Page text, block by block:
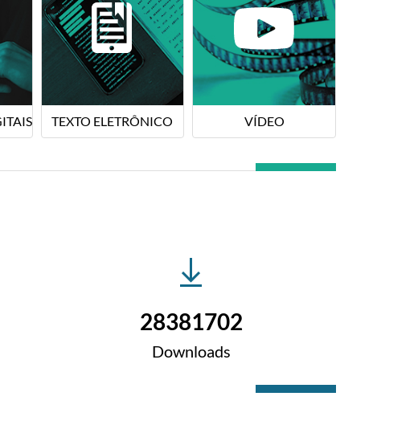
TEXTO ELETRÔNICO VÍDEO
28381702
Downloads